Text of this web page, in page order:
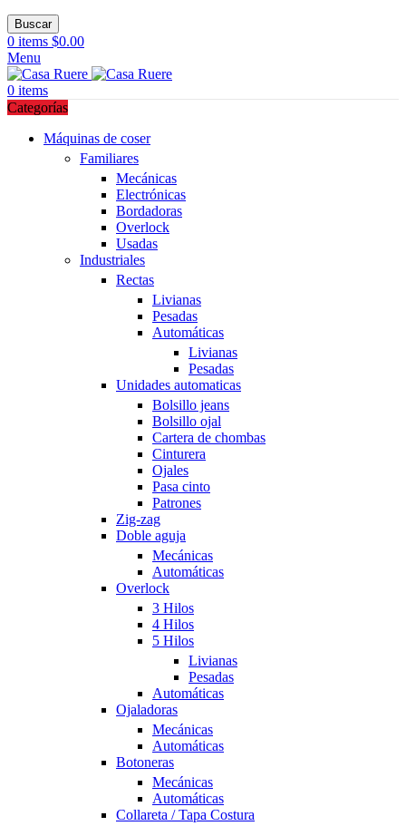
Buscar
0 items $0.00
Menu
0 items
Categorías
Máquinas de coser
Familiares
Mecánicas
Electrónicas
Bordadoras
Overlock
Usadas
Industriales
Rectas
Livianas
Pesadas
Automáticas
Livianas
Pesadas
Unidades automaticas
Bolsillo jeans
Bolsillo ojal
Cartera de chombas
Cinturera
Ojales
Pasa cinto
Patrones
Zig-zag
Doble aguja
Mecánicas
Automáticas
Overlock
3 Hilos
4 Hilos
5 Hilos
Livianas
Pesadas
Automáticas
Ojaladoras
Mecánicas
Automáticas
Botoneras
Mecánicas
Automáticas
Collareta / Tapa Costura